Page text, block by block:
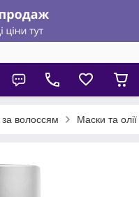
волоссям Маски та